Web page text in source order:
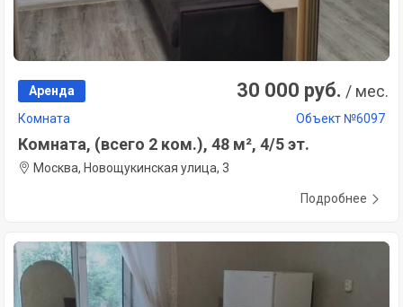
Аренда 30 000 руб. / мес.
Комната Объект №6097
Комната, (всего 2 ком.), 48 м², 4/5 эт.
Москва, Новощукинская улица, 3
Подробнее